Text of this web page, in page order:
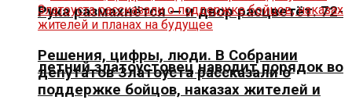
Рука размахнётся — и двор расцветёт. 72-
летний златоустовец наводит порядок во
Решения, цифры, люди. В Собрании
депутатов Златоуста рассказали о
поддержке бойцов, наказах жителей и